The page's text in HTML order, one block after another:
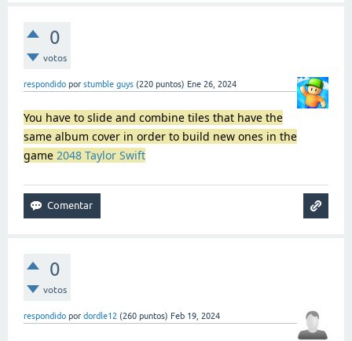
0
votos
respondido por stumble guys (220 puntos) Ene 26, 2024
You have to slide and combine tiles that have the
same album cover in order to build new ones in the
game 2048 Taylor Swift
0
votos
respondido por dordle12 (260 puntos) Feb 19, 2024